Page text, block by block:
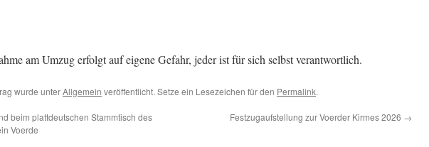
am Umzug erfolgt auf eigene Gefahr, jeder ist für sich selbst verantwortlich.
wurde unterAllgemein veröffentlicht. Setze ein Lesezeichen für den Permalink.
beim plattdeutschen Stammtisch des
Voerde
Festzugaufstellung zur Voerder Kirmes 2026 →